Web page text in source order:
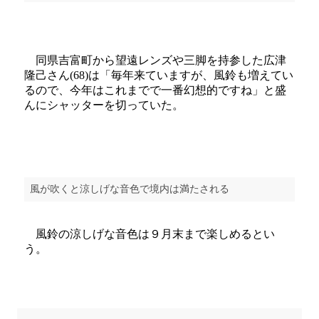
同県吉富町から望遠レンズや三脚を持参した広津
隆己さん(68)は「毎年来ていますが、風鈴も増えてい
るので、今年はこれまでで一番幻想的ですね」と盛
んにシャッターを切っていた。
風が吹くと涼しげな音色で境内は満たされる
風鈴の涼しげな音色は９月末まで楽しめるとい
う。